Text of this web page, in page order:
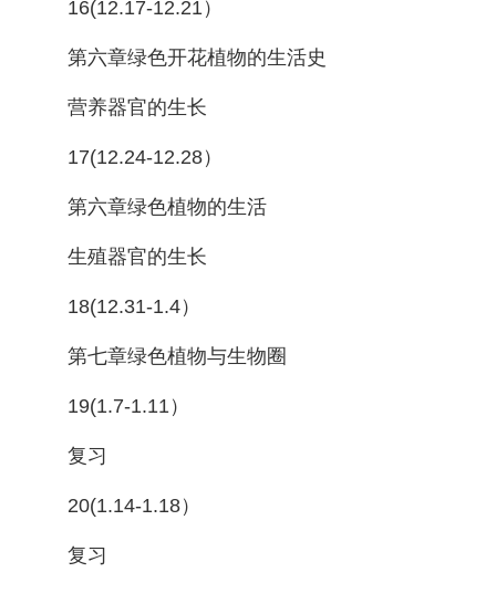
16(12.17-12.21）
第六章绿色开花植物的生活史
营养器官的生长
17(12.24-12.28）
第六章绿色植物的生活
生殖器官的生长
18(12.31-1.4）
第七章绿色植物与生物圈
19(1.7-1.11）
复习
20(1.14-1.18）
复习